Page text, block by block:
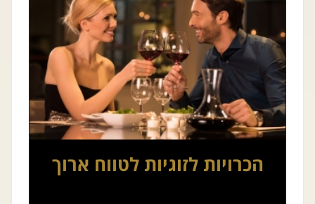
הכרויות לזוגיות לטווח ארוך